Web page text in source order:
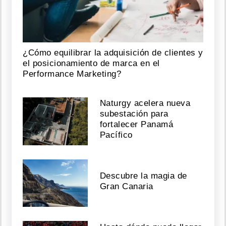
llenan
plomo
Agosto
07,
Incendio
en
PH
en
Betania
deja
una
persona
herida
¿Cómo equilibrar la adquisición de clientes y
el posicionamiento de marca en el
Performance Marketing?
Naturgy acelera nueva
subestación para
fortalecer Panamá
Pacífico
Descubre la magia de
Gran Canaria